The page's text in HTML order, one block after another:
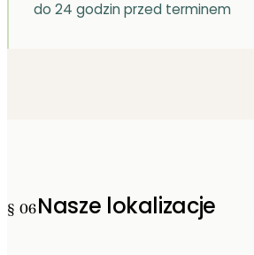
do 24 godzin przed terminem
§ 06Nasze lokalizacje